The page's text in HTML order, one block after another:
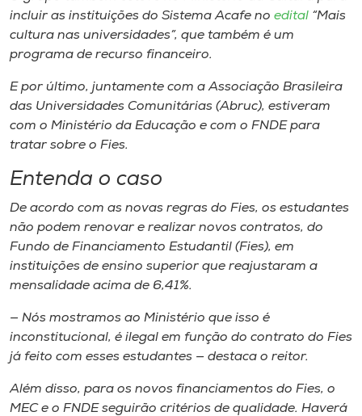
incluir as instituições do Sistema Acafe no edital “Mais
cultura nas universidades”, que também é um
programa de recurso financeiro.
E por último, juntamente com a Associação Brasileira
das Universidades Comunitárias (Abruc), estiveram
com o Ministério da Educação e com o FNDE para
tratar sobre o Fies.
Entenda o caso
De acordo com as novas regras do Fies, os estudantes
não podem renovar e realizar novos contratos, do
Fundo de Financiamento Estudantil (Fies), em
instituições de ensino superior que reajustaram a
mensalidade acima de 6,41%.
— Nós mostramos ao Ministério que isso é
inconstitucional, é ilegal em função do contrato do Fies
já feito com esses estudantes — destaca o reitor.
Além disso, para os novos financiamentos do Fies, o
MEC e o FNDE seguirão critérios de qualidade. Haverá